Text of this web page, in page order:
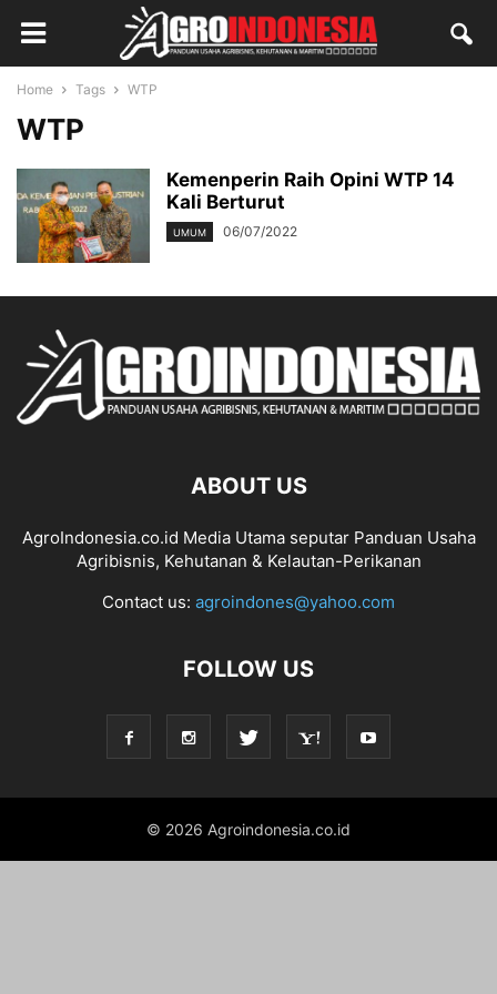
Home Tags WTP
WTP
Kemenperin Raih Opini WTP 14
Kali Berturut
UMUM 06/07/2022
ABOUT US
AgroIndonesia.co.id Media Utama seputar Panduan Usaha
Agribisnis, Kehutanan & Kelautan-Perikanan
Contact us: agroindones@yahoo.com
FOLLOW US
© 2026 Agroindonesia.co.id